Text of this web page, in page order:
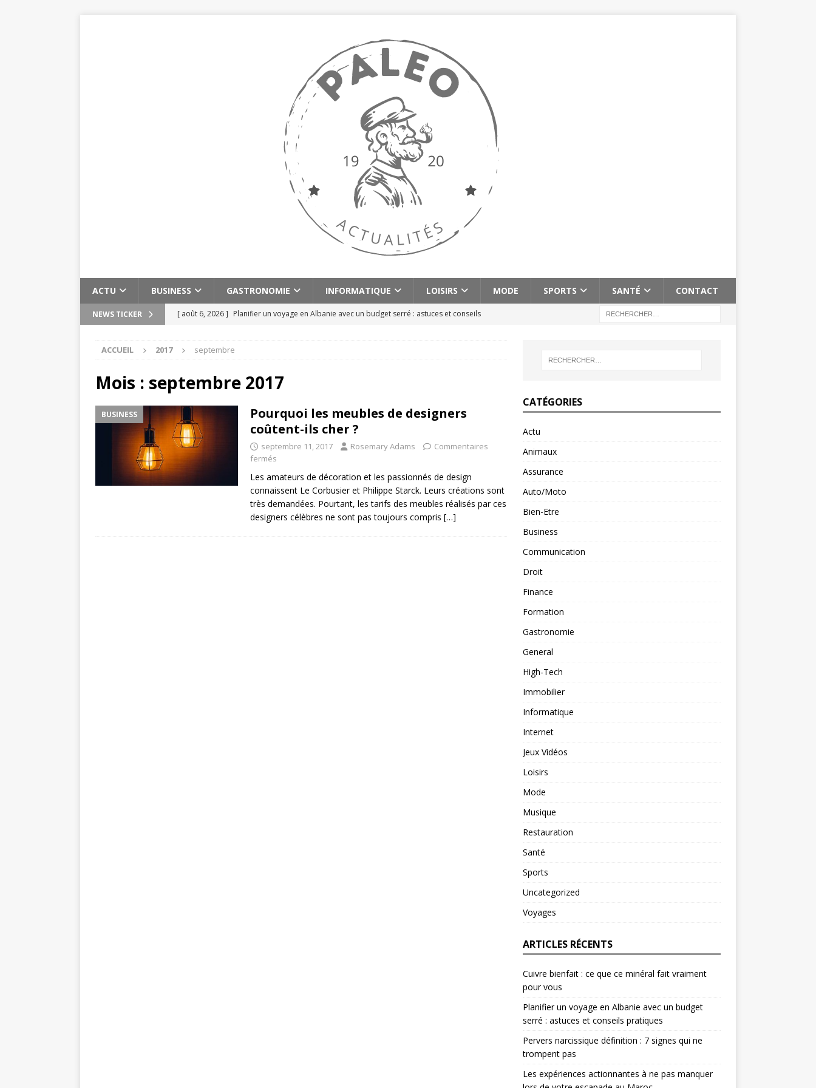
ACTU BUSINESS GASTRONOMIE INFORMATIQUE LOISIRS MODE SPORTS SANTÉ CONTACT
NEWS TICKER [ août 6, 2026 ] Planifier un voyage en Albanie avec un budget serré : astuces et conseils
[ août 3, 2026 ] Pervers narcissique définition : 7 signes qui ne trompent pas
[ août 2, 2026 ]
Les expériences actionnantes à ne pas manquer lors de votre escapade au
[ août 2, 2026 ]
Meilleure saison pour voyager en Géorgie : conseils pratiques et astuces
ACTU
[ août 7, 2026 ]
Cuivre bienfait : ce que ce minéral fait vraiment pour vous
ACCUEIL 2017 septembre
Mois : septembre 2017
BUSINESS
Pourquoi les meubles de designers
coûtent-ils cher ?
septembre 11, 2017 Rosemary Adams
Commentaires
fermés
Les amateurs de décoration et les passionnés de design
connaissent Le Corbusier et Philippe Starck. Leurs créations sont
très demandées. Pourtant, les tarifs des meubles réalisés par ces
designers célèbres ne sont pas toujours compris […]
CATÉGORIES
Actu
Animaux
Assurance
Auto/Moto
Bien-Etre
Business
Communication
Droit
Finance
Formation
Gastronomie
General
High-Tech
Immobilier
Informatique
Internet
Jeux Vidéos
Loisirs
Mode
Musique
Restauration
Santé
Sports
Uncategorized
Voyages
ARTICLES RÉCENTS
Cuivre bienfait : ce que ce minéral fait vraiment
pour vous
Planifier un voyage en Albanie avec un budget
serré : astuces et conseils pratiques
Pervers narcissique définition : 7 signes qui ne
trompent pas
Les expériences actionnantes à ne pas manquer